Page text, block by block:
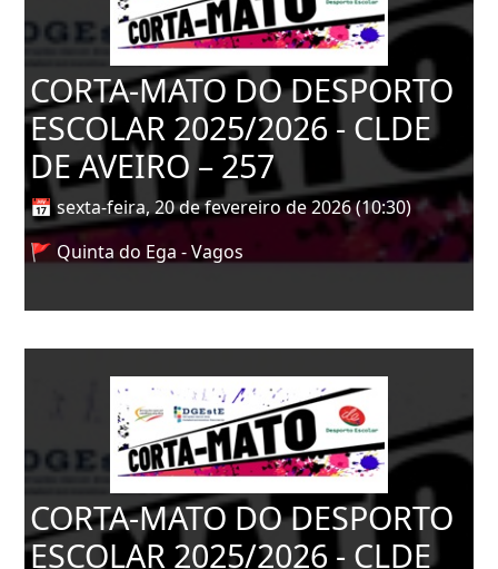
CORTA-MATO DO DESPORTO
ESCOLAR 2025/2026 - CLDE
DE AVEIRO – 257
📅 sexta-feira, 20 de fevereiro de 2026 (10:30)
🚩 Quinta do Ega - Vagos
CORTA-MATO DO DESPORTO
ESCOLAR 2025/2026 - CLDE